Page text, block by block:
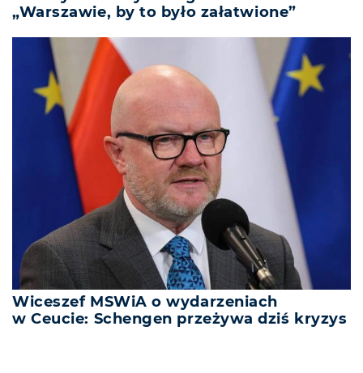
„Warszawie, by to było załatwione”
Wiceszef MSWiA o wydarzeniach
w Ceucie: Schengen przeżywa dziś kryzys